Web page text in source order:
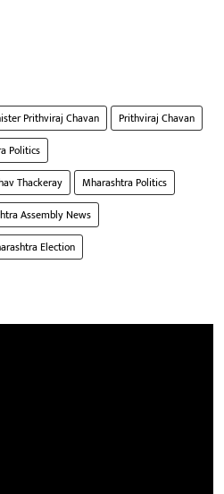
Prithviraj Chavan
Prithviraj Chavan
Politics
Thackeray
Mharashtra Politics
Assembly News
Election